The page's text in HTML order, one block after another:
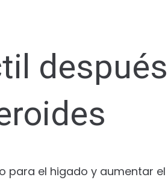
para el higado y aumentar